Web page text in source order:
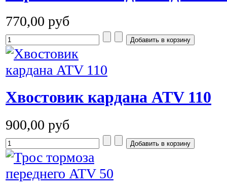
770,00 руб
Хвостовик кардана ATV 110
900,00 руб